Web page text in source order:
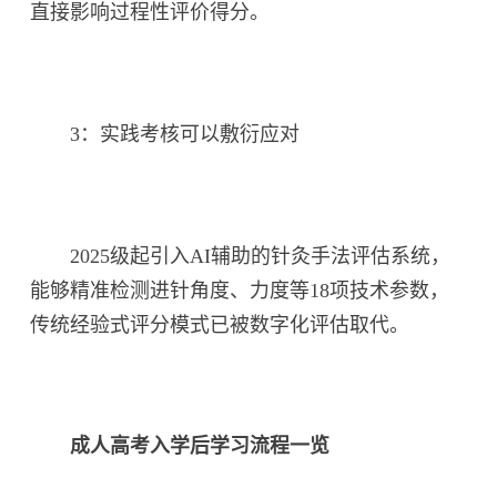
直接影响过程性评价得分。
3：实践考核可以敷衍应对
2025级起引入AI辅助的针灸手法评估系统，
能够精准检测进针角度、力度等18项技术参数，
传统经验式评分模式已被数字化评估取代。
成人高考入学后学习流程一览